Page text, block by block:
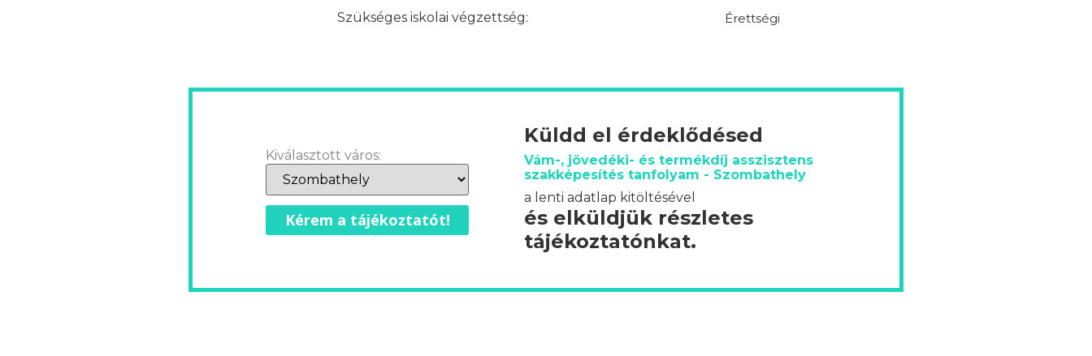
Szükséges iskolai végzettség:
Érettségi
Kiválasztott város:
Kérem a tájékoztatót!
Küldd el érdeklődésed
Vám-, jövedéki- és termékdíj asszisztens
szakképesítés tanfolyam - Szombathely
a lenti adatlap kitöltésével
és elküldjük részletes
tájékoztatónkat.